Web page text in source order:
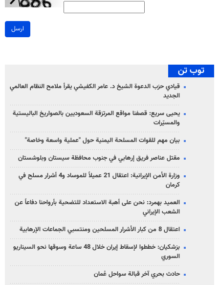
ارسل
توب تن
قيادي حزب الدعوة الشيخ د. عامر الكفيشي يقرأ ملامح النظام العالمي
الجديد
يحيى سريع: قصفنا مواقع المرتزقة السعوديين بالصواريخ الباليستية
والمسيّرات
بيان مهم للقوات المسلحة اليمنية حول "عملية واسعة وخاصة"
مقتل عناصر فريق إرهابي في جنوب محافظة سيستان وبلوشستان
وزارة الأمن الإيرانية: اعتقال 21 عميلاً للموساد و4 أشرار مسلح في
كرمان
العميد بهمرد: نحن على أهبة الاستعداد للتضحية بأرواحنا دفاعاً عن
الشعب الإيراني
اعتقال 8 من كبار الأشرار المسلحين ومنتسبي الجماعات الإرهابية
بزشكيان: خططوا لإسقاط إيران خلال 48 ساعة وسوقها نحو السيناريو
السوري
حادث بحري آخر قبالة سواحل عُمان